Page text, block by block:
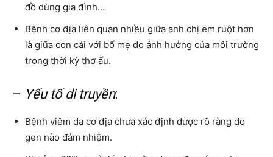
đồ dùng gia đình…
Bệnh cơ địa liên quan nhiều giữa anh chị em ruột hơn
là giữa con cái với bố mẹ do ảnh hưởng của môi trường
trong thời kỳ thơ ấu.
– Yếu tố di truyền:
Bệnh viêm da cơ địa chưa xác định được rõ ràng do
gen nào đảm nhiệm.